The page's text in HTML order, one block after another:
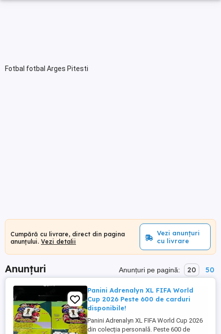
Fotbal fotbal Arges Pitesti
Cumpără cu livrare, direct din pagina
anunțului. Vezi detalii
Vezi anunțuri
cu livrare
Anunțuri Anunțuri pe pagină: 20 50
Panini Adrenalyn XL FIFA World
Cup 2026 Peste 600 de carduri
disponibile!
Panini Adrenalyn XL FIFA World Cup 2026
din colecția personală. Peste 600 de